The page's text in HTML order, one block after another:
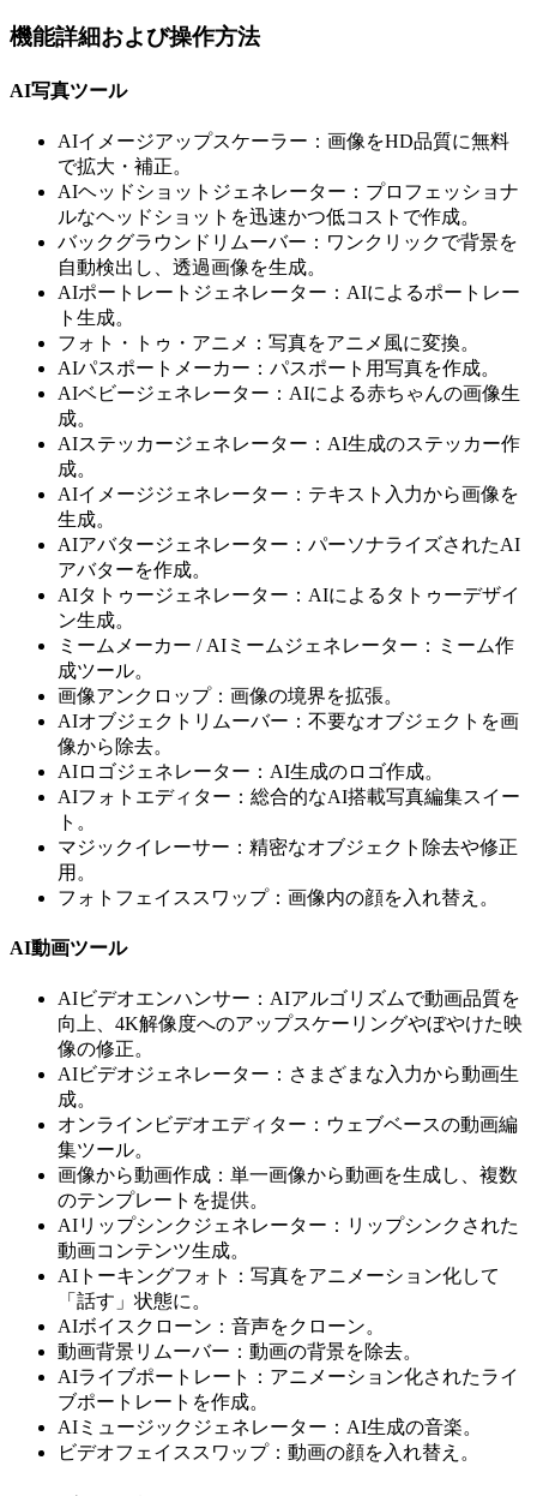
機能詳細および操作方法
AI写真ツール
AIイメージアップスケーラー：画像をHD品質に無料
で拡大・補正。
AIヘッドショットジェネレーター：プロフェッショナ
ルなヘッドショットを迅速かつ低コストで作成。
バックグラウンドリムーバー：ワンクリックで背景を
自動検出し、透過画像を生成。
AIポートレートジェネレーター：AIによるポートレー
ト生成。
フォト・トゥ・アニメ：写真をアニメ風に変換。
AIパスポートメーカー：パスポート用写真を作成。
AIベビージェネレーター：AIによる赤ちゃんの画像生
成。
AIステッカージェネレーター：AI生成のステッカー作
成。
AIイメージジェネレーター：テキスト入力から画像を
生成。
AIアバタージェネレーター：パーソナライズされたAI
アバターを作成。
AIタトゥージェネレーター：AIによるタトゥーデザイ
ン生成。
ミームメーカー / AIミームジェネレーター：ミーム作
成ツール。
画像アンクロップ：画像の境界を拡張。
AIオブジェクトリムーバー：不要なオブジェクトを画
像から除去。
AIロゴジェネレーター：AI生成のロゴ作成。
AIフォトエディター：総合的なAI搭載写真編集スイー
ト。
マジックイレーサー：精密なオブジェクト除去や修正
用。
フォトフェイススワップ：画像内の顔を入れ替え。
AI動画ツール
AIビデオエンハンサー：AIアルゴリズムで動画品質を
向上、4K解像度へのアップスケーリングやぼやけた映
像の修正。
AIビデオジェネレーター：さまざまな入力から動画生
成。
オンラインビデオエディター：ウェブベースの動画編
集ツール。
画像から動画作成：単一画像から動画を生成し、複数
のテンプレートを提供。
AIリップシンクジェネレーター：リップシンクされた
動画コンテンツ生成。
AIトーキングフォト：写真をアニメーション化して
「話す」状態に。
AIボイスクローン：音声をクローン。
動画背景リムーバー：動画の背景を除去。
AIライブポートレート：アニメーション化されたライ
ブポートレートを作成。
AIミュージックジェネレーター：AI生成の音楽。
ビデオフェイススワップ：動画の顔を入れ替え。